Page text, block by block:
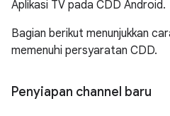
Aplikasi TV pada CDD Android.
Bagian berikut menunjukkan
memenuhi persyaratan CDD.
Penyiapan channel baru